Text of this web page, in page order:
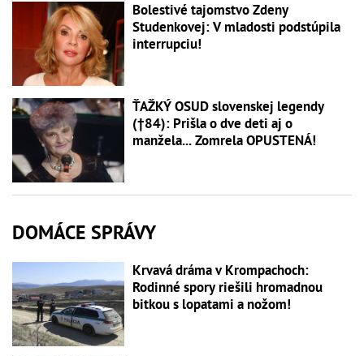
Bolestivé tajomstvo Zdeny
Studenkovej: V mladosti podstúpila
interrupciu!
ŤAŽKÝ OSUD slovenskej legendy
(†84): Prišla o dve deti aj o
manžela... Zomrela OPUSTENÁ!
DOMÁCE SPRÁVY
Krvavá dráma v Krompachoch:
Rodinné spory riešili hromadnou
bitkou s lopatami a nožom!